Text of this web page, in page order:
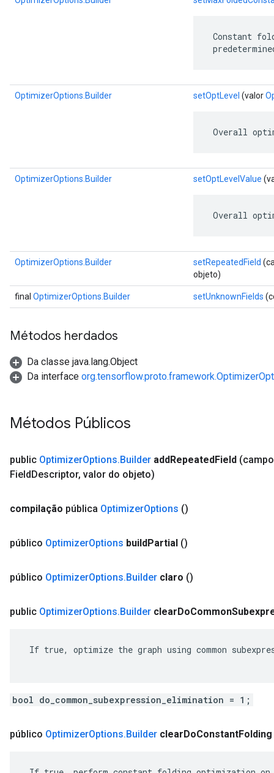
Constant
OptimizerOptions.Builder setOptLevel (valor
Overall
OptimizerOptions.Builder setOptLevelValue
Overall
OptimizerOptions.Builder setRepeatedField
objeto)
final OptimizerOptions.Builder setUnknownFields
Métodos herdados
Da classe java.lang.Object
Da interface
Métodos Públicos
public OptimizerOptions.Builder addRepeatedField
FieldDescriptor, valor do objeto)
compilação pública OptimizerOptions ()
público OptimizerOptions buildPartial ()
público OptimizerOptions.Builder claro ()
public OptimizerOptions.Builder clearDoCommon
If true, optimize the graph using common
bool do_common_subexpression_elimination = 1;
público OptimizerOptions.Builder clearDoConstantFolding